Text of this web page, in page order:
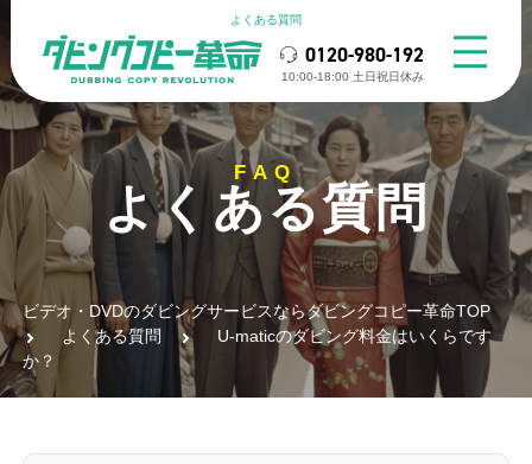
よくある質問
0120-980-192
10:00-18:00 ⼟⽇祝⽇休み
FAQ
よくある質問
ビデオ・DVDのダビングサービスならダビングコピー革命TOP
よくある質問
U-maticのダビング料金はいくらです
か？